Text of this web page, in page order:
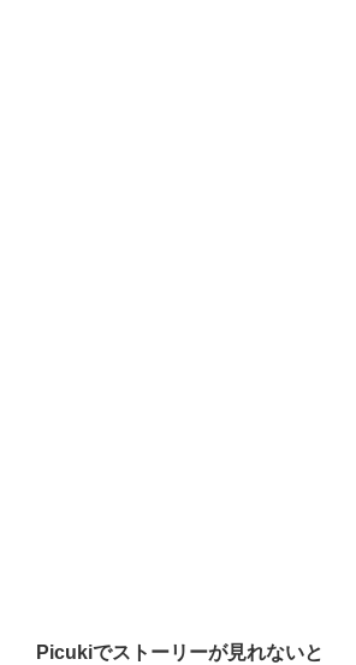
Picukiでストーリーが見れないと